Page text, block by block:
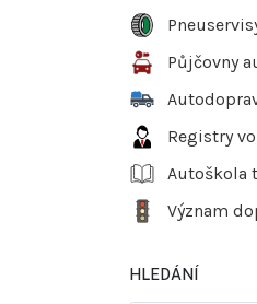
Půjčovny
Registry
Autoškola
Význam
HLEDÁNÍ